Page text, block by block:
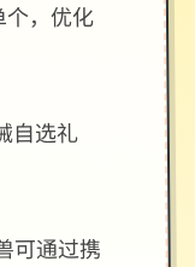
，优化
自选礼
可通过携